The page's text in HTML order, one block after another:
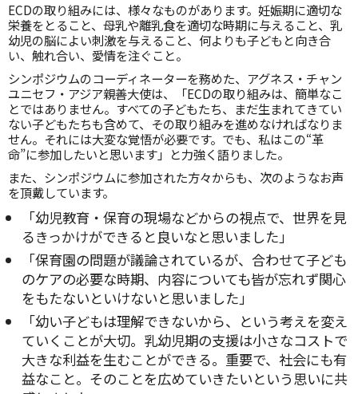
ECDの取り組みには、様々なものがあります。妊娠期に適切な
栄養をとること、母乳や離乳食を適切な時期に与えること、乳
幼児の脳によい刺激を与えること、何よりも子どもと向き合
い、触れ合い、愛情を注ぐこと。
シンポジウムのコーディネーターを務めた、アグネス・チャン
ユニセフ・アジア親善大使は、「ECDの取り組みは、簡単なこ
とではありません。すべての子どもたち、まだ生まれてきてい
ない子どもたちも含めて、その取り組みを進めなければなりま
せん。それには大変な覚悟が必要です。でも、私はこの“革
命”に参加したいと思います」と力強く語りました。
また、シンポジウムに参加された方々からも、次のようなお声
を頂戴しています。
「幼児教育・保育の現場などからの視点で、世界を見
るきっかけができると良いなと思いました」
「保育園の問題が議論されているが、合わせて子ども
のケアの必要な時期、内容についても皆が忘れず関心
をもたないといけないと思いました」
「幼い子どもは理解できないから、という考えを変え
ていくことが大切。乳幼児期の支援は小さなコストで
大きな利益を生むことができる。重要で、社会にも有
益なこと。そのことを広めていきたいという思いに共